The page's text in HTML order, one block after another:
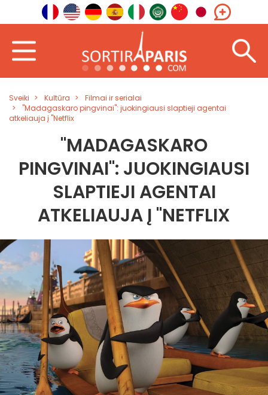
Sveiki Kultūra
Filmai ir serialai
"Madagaskaro pingvinai": juokingiausi slaptieji agentai
atkeliauja į "Netflix
"MADAGASKARO
PINGVINAI": JUOKINGIAUSI
SLAPTIEJI AGENTAI
ATKELIAUJA Į "NETFLIX